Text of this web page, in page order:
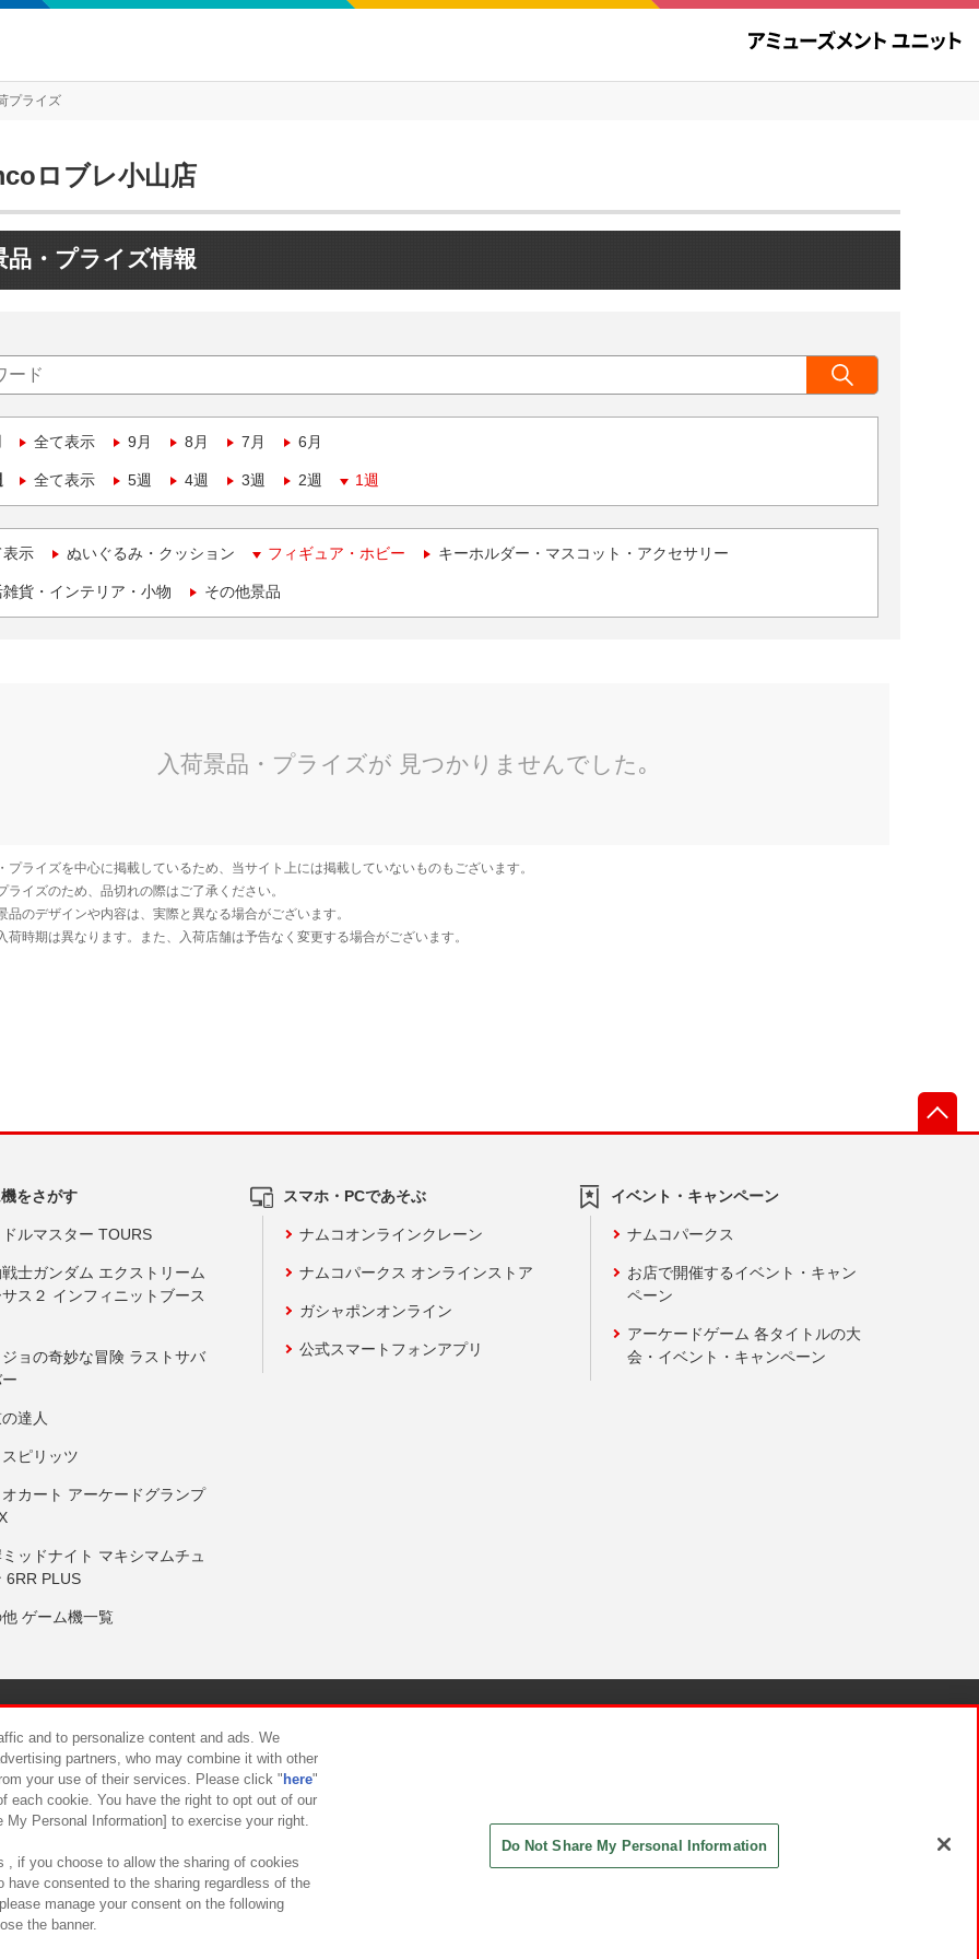
プライズ
ロブレ小山店
品・プライズ情報
全て表示 9月 8月 7月 6月
全て表示 5週 4週 3週 2週 1週
表示 ぬいぐるみ・クッション フィギュア・ホビー キーホルダー・マスコット・アクセサリー
貨・インテリア・小物 その他景品
をさがす
ルマスター TOURS
士ガンダム エクストリーム
ス２ インフィニットブース
ョの奇妙な冒険 ラストサバ
達人
ピリッツ
カート アーケードグランプ
ッドナイト マキシマムチュ
6RR PLUS
ゲーム機一覧
スマホ・PCであそぶ
ナムコオンラインクレーン
ナムコパークス オンラインストア
ガシャポンオンライン
公式スマートフォンアプリ
イベント・キャンペーン
ナムコパークス
お店で開催するイベント・キャン
ペーン
アーケードゲーム 各タイトルの大
会・イベント・キャンペーン
について カスタマーハラスメント対応方針
and to personalize content and ads. We
partners, who may combine it with other
your use of their services. Please click " here"
each cookie. You have the right to opt out of our
Personal Information] to exercise your right.
, if you choose to allow the sharing of cookies
have consented to the sharing regardless of the
manage your consent on the following
the banner.
Do Not Share My Personal Information